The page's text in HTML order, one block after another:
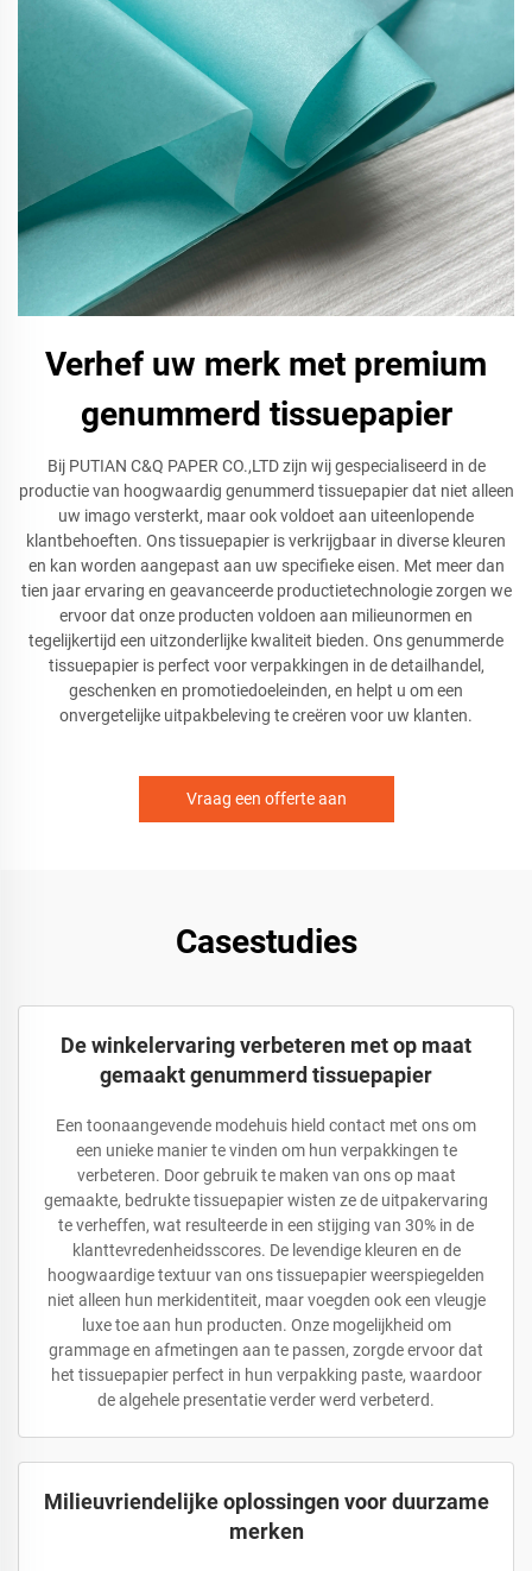
Verhef uw merk met premium
genummerd tissuepapier
Bij PUTIAN C&Q PAPER CO.,LTD zijn wij gespecialiseerd in de
productie van hoogwaardig genummerd tissuepapier dat niet alleen
uw imago versterkt, maar ook voldoet aan uiteenlopende
klantbehoeften. Ons tissuepapier is verkrijgbaar in diverse kleuren
en kan worden aangepast aan uw specifieke eisen. Met meer dan
tien jaar ervaring en geavanceerde productietechnologie zorgen we
ervoor dat onze producten voldoen aan milieunormen en
tegelijkertijd een uitzonderlijke kwaliteit bieden. Ons genummerde
tissuepapier is perfect voor verpakkingen in de detailhandel,
geschenken en promotiedoeleinden, en helpt u om een
onvergetelijke uitpakbeleving te creëren voor uw klanten.
Vraag een offerte aan
Casestudies
De winkelervaring verbeteren met op maat
gemaakt genummerd tissuepapier
Een toonaangevende modehuis hield contact met ons om
een unieke manier te vinden om hun verpakkingen te
verbeteren. Door gebruik te maken van ons op maat
gemaakte, bedrukte tissuepapier wisten ze de uitpakervaring
te verheffen, wat resulteerde in een stijging van 30% in de
klanttevredenheidsscores. De levendige kleuren en de
hoogwaardige textuur van ons tissuepapier weerspiegelden
niet alleen hun merkidentiteit, maar voegden ook een vleugje
luxe toe aan hun producten. Onze mogelijkheid om
grammage en afmetingen aan te passen, zorgde ervoor dat
het tissuepapier perfect in hun verpakking paste, waardoor
de algehele presentatie verder werd verbeterd.
Milieuvriendelijke oplossingen voor duurzame
merken